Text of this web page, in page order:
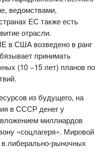
ведомствами,
ЕС также есть
отрасли.
в США возведено в ранг
принимать
(10 −15 лет) планов по
из будущего, на
в СССР денег у
миллиардов
«соцлагеря». Мировой
в либерально-рыночных